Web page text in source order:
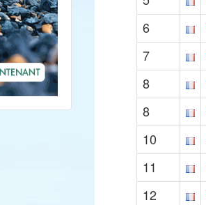
6
7
8
8
10
11
12